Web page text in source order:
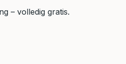
– volledig gratis.